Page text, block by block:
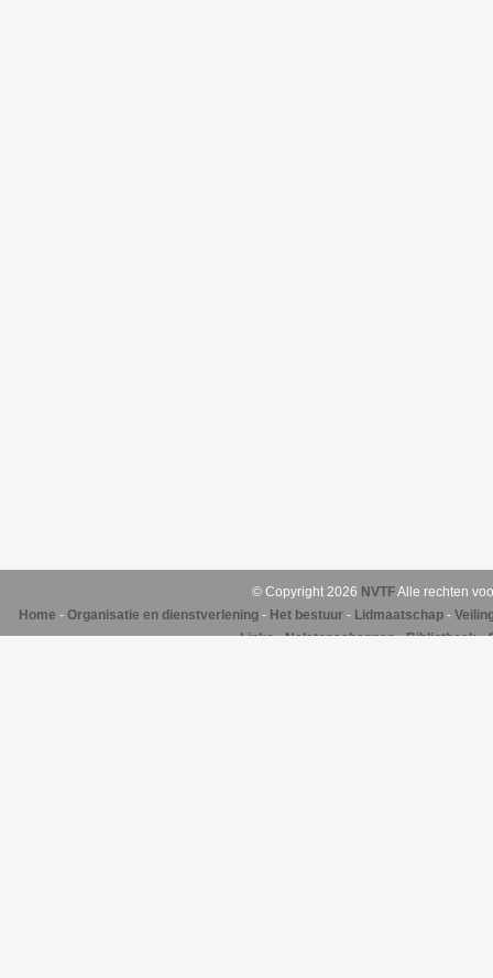
© Copyright 2026 NVTFAlle rechten
Home - Organisatie en dienstverlening- Het bestuur- Lidmaatschap-
Links-Nalatenschappen-Bibliotheek-